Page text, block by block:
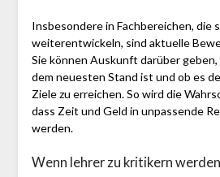
Insbesondere in Fachbereichen, die
weiterentwickeln, sind aktuelle
Sie können Auskunft darüber
dem neuesten Stand ist und ob es
Ziele zu erreichen. So wird die
dass Zeit und Geld in unpassende
werden.
Wenn lehrer zu kritikern werden